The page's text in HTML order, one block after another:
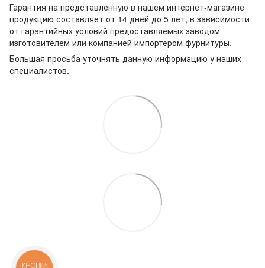
Гарантия на представленную в нашем интернет-магазине
продукцию составляет от 14 дней до 5 лет, в зависимости
от гарантийных условий предоставляемых заводом
изготовителем или компанией импортером фурнитуры.
Большая просьба уточнять данную информацию у наших
специалистов.
КНОПКА